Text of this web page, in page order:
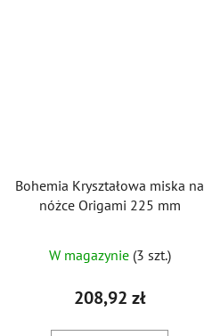
Bohemia Kryształowa miska na
nóżce Origami 225 mm
W magazynie (3 szt.)
208,92 zł